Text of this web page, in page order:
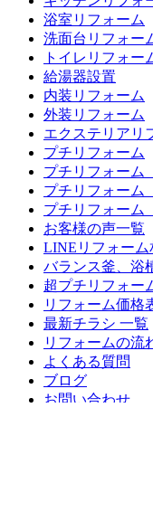
浴室リフォーム
洗面台リフォー
トイレリフォー
給湯器設置
内装リフォーム
外装リフォーム
エクステリアリ
プチリフォーム
プチリフォー
プチリフォー
プチリフォー
お客様の声一覧
LINEリフォーム
バランス釜、浴
超プチリフォー
リフォーム価格
最新チラシ 一覧
リフォームの流
よくある質問
ブログ
お問い合わせ